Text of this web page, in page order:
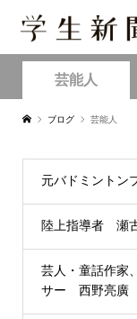
芸能人
ブログ 芸能人
元バドミント
陸上指導者 瀬
芸人・童話作家
サー 西野亮廣